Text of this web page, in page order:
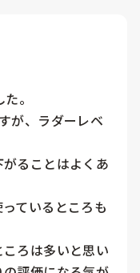
。
が、ラダーレベ
ることはよくあ
ているところも
ろは多いと思い